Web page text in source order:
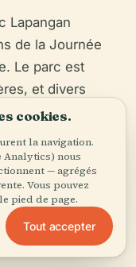
Lapangan
de la Journée
Le parc est
et divers
des parades,
d'artifice.
le parc et
culturelle de
cookies.
la navigation.
Analytics) nous
— agrégés
Vous pouvez
pied de page.
Tout accepter